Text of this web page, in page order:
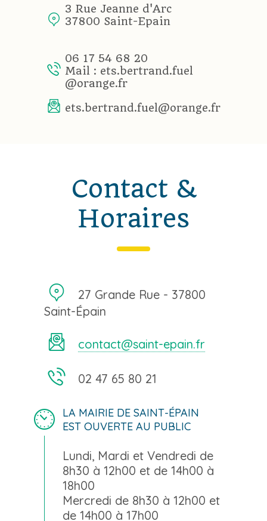
3 Rue Jeanne d'Arc
37800 Saint-Epain
06 17 54 68 20
Mail : ets.bertrand.fuel
@orange.fr
ets.bertrand.fuel@orange.fr
Contact &
Horaires
27 Grande Rue - 37800
Saint-Épain
contact@saint-epain.fr
02 47 65 80 21
LA MAIRIE DE SAINT-ÉPAIN
EST OUVERTE AU PUBLIC
Lundi, Mardi et Vendredi de
8h30 à 12h00 et de 14h00 à
18h00
Mercredi de 8h30 à 12h00 et
de 14h00 à 17h00